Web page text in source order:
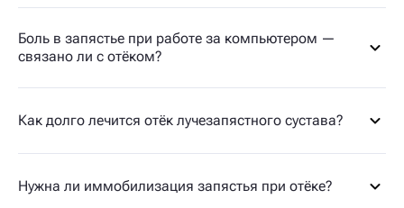
Боль в запястье при работе за компьютером —
связано ли с отёком?
Как долго лечится отёк лучезапястного сустава?
Нужна ли иммобилизация запястья при отёке?